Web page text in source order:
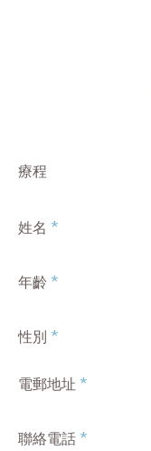
療程
姓名 *
年齡 *
性別 *
電郵地址 *
聯絡電話 *